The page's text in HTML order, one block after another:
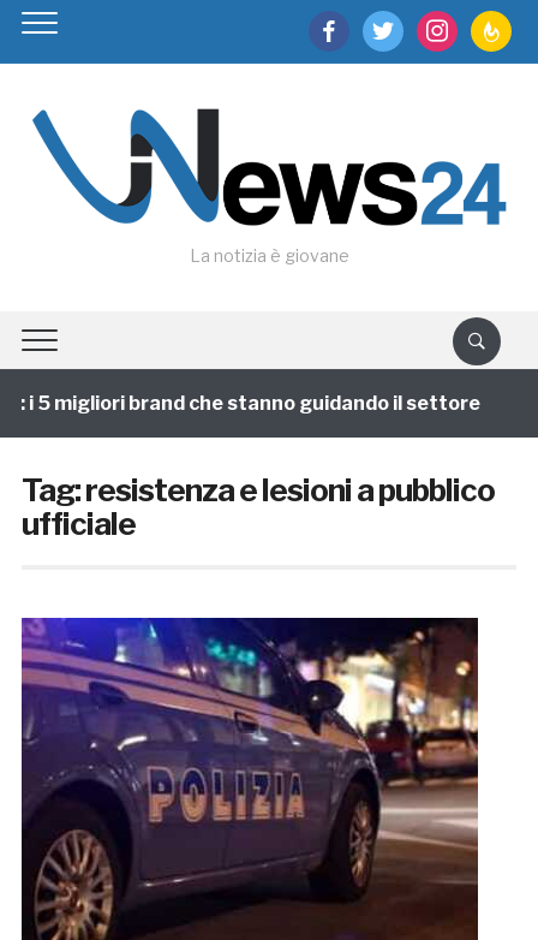
facebooktwitter instagram
La notizia è giovane
5 migliori brand che stanno guidando il settore
Tag:resistenza e lesioni a pubblico
ufficiale